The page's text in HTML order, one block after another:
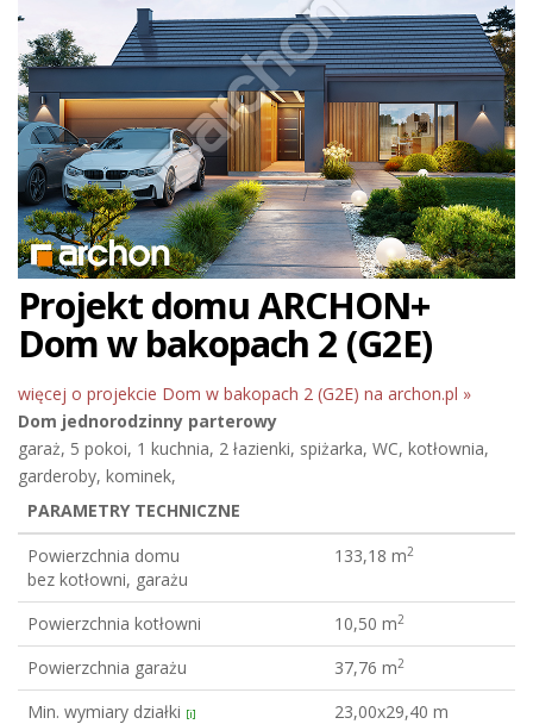
Projekt domu ARCHON+
Dom w bakopach 2 (G2E)
więcej o projekcie Dom w bakopach 2 (G2E) na archon.pl »
Dom jednorodzinny parterowy
garaż, 5 pokoi, 1 kuchnia, 2 łazienki, spiżarka, WC, kotłownia,
garderoby, kominek,
PARAMETRY TECHNICZNE
Powierzchnia domu
bez kotłowni, garażu
133,18 m2
Powierzchnia kotłowni 10,50 m2
Powierzchnia garażu 37,76 m2
Min. wymiary działki [i]
23,00x29,40 m